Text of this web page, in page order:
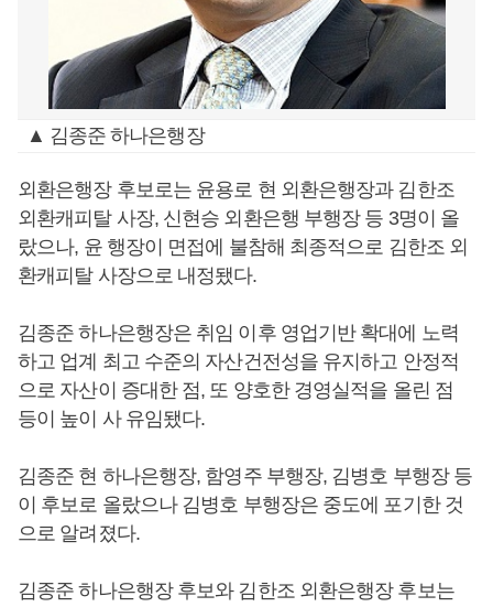
▲ 김종준 하나은행장
외환은행장 후보로는 윤용로 현 외환은행장과 김한조
외환캐피탈 사장, 신현승 외환은행 부행장 등 3명이 올
랐으나, 윤 행장이 면접에 불참해 최종적으로 김한조 외
환캐피탈 사장으로 내정됐다.
김종준 하나은행장은 취임 이후 영업기반 확대에 노력
하고 업계 최고 수준의 자산건전성을 유지하고 안정적
으로 자산이 증대한 점, 또 양호한 경영실적을 올린 점
등이 높이 사 유임됐다.
김종준 현 하나은행장, 함영주 부행장, 김병호 부행장 등
이 후보로 올랐으나 김병호 부행장은 중도에 포기한 것
으로 알려졌다.
김종준 하나은행장 후보와 김한조 외환은행장 후보는